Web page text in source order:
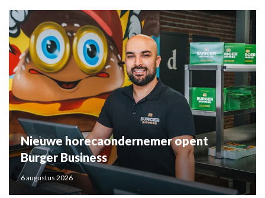
Nieuwe horecaondernemer opent
Burger Business
6 augustus 2026